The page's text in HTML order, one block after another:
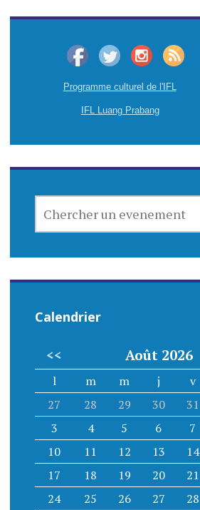
Programme culturel de l'IFL
IFL Luang Prabang
UN
Calendrier
<< Août 2026
l m m j v
27
28 29 30 31
3
4 5 6 7
10
11 12 13 14
17
18 19 20 21
24
25 26 27 28